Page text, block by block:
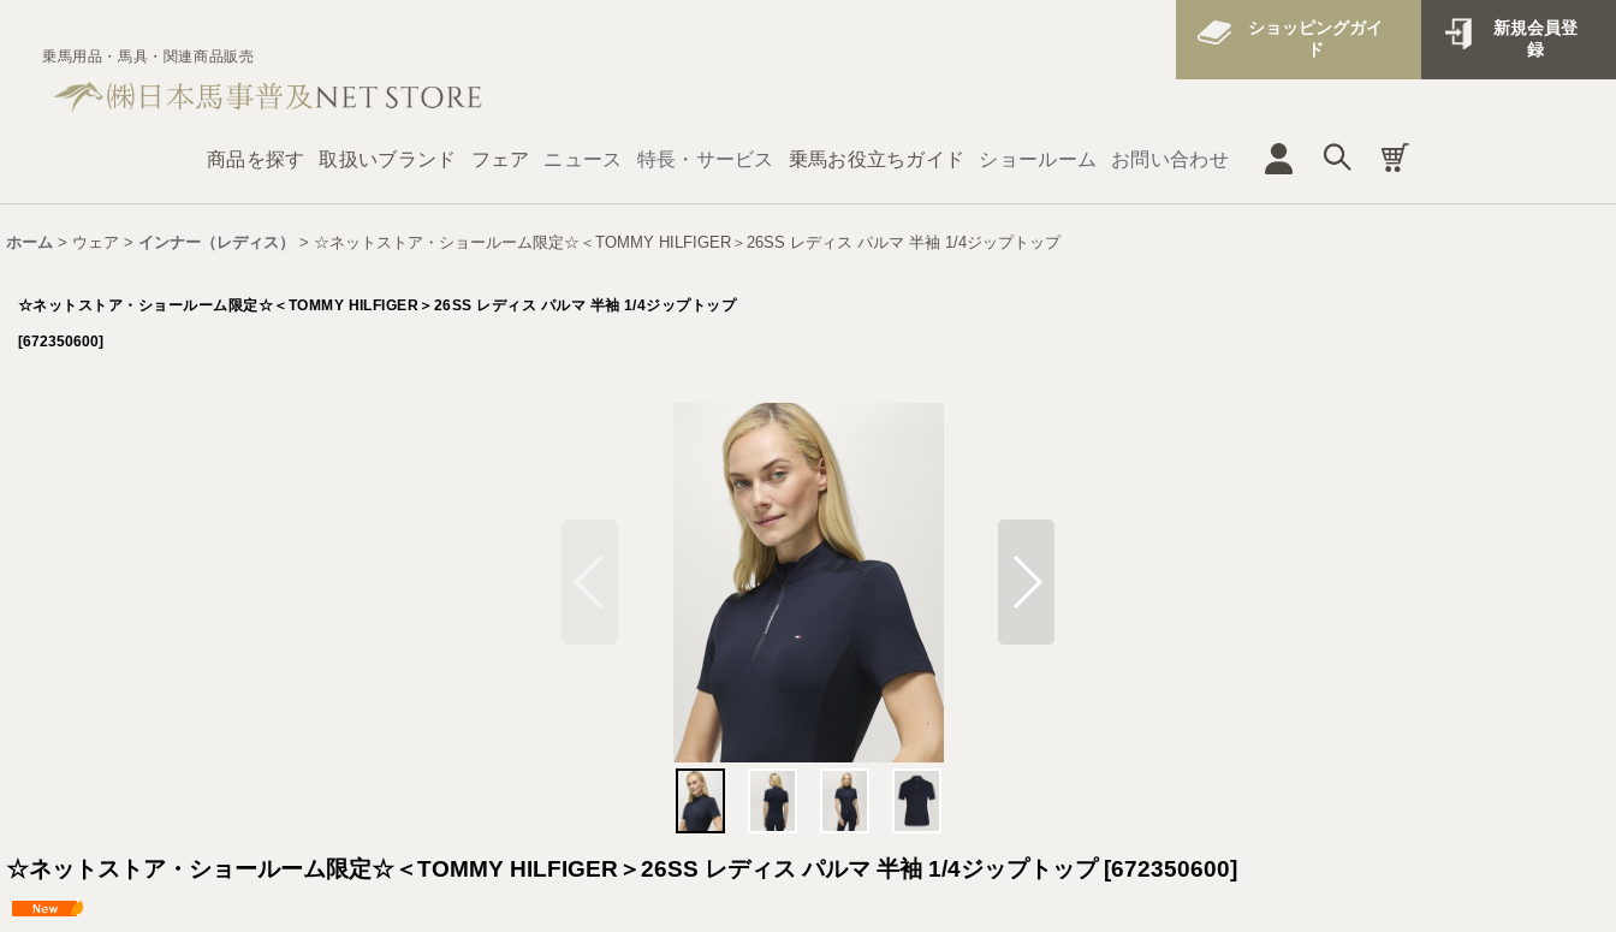
乗馬用品・馬具・関連商品販売
ショッピングガイ
ド
新規会員登
録
商品を探す 取扱いブランド フェア ニュース 特長・サービス 乗馬お役立ちガイド ショールーム お問い合わせ
ホーム > ウェア > インナー（レディス） > ☆ネットストア・ショールーム限定☆＜TOMMY HILFIGER＞26SS レディス パルマ 半袖 1/4ジップトップ
☆ネットストア・ショールーム限定☆＜TOMMY HILFIGER＞26SS レディス パルマ 半袖 1/4ジップトップ
[672350600]
☆ネットストア・ショールーム限定☆＜TOMMY HILFIGER＞26SS レディス パルマ 半袖 1/4ジップトップ [672350600]